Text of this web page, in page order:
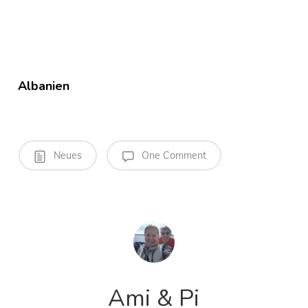
Albanien
Neues One Comment
Ami & Pi